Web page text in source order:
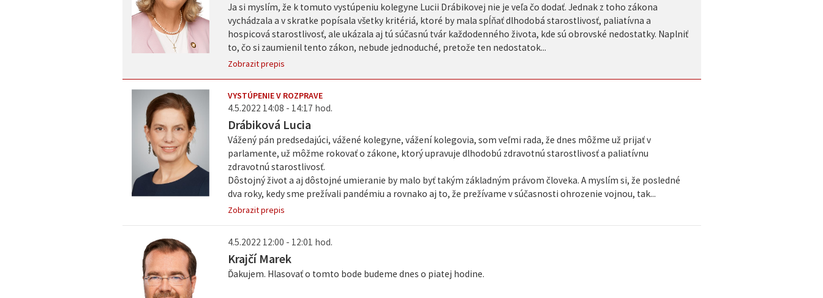
Ja si myslím, že k tomuto vystúpeniu kolegyne Lucii Drábikovej nie je veľa čo dodať. Jednak z toho zákona
vychádzala a v skratke popísala všetky kritériá, ktoré by mala spĺňať dlhodobá starostlivosť, paliatívna a
hospicová starostlivosť, ale ukázala aj tú súčasnú tvár každodenného života, kde sú obrovské nedostatky. Naplniť
to, čo si zaumienil tento zákon, nebude jednoduché, pretože ten nedostatok...
Zobrazit prepis
VYSTÚPENIE V ROZPRAVE
4.5.2022 14:08 - 14:17 hod.
Drábiková Lucia
Vážený pán predsedajúci, vážené kolegyne, vážení kolegovia, som veľmi rada, že dnes môžme už prijať v
parlamente, už môžme rokovať o zákone, ktorý upravuje dlhodobú zdravotnú starostlivosť a paliatívnu
zdravotnú starostlivosť.
Dôstojný život a aj dôstojné umieranie by malo byť takým základným právom človeka. A myslím si, že posledné
dva roky, kedy sme prežívali pandémiu a rovnako aj to, že prežívame v súčasnosti ohrozenie vojnou, tak...
Zobrazit prepis
4.5.2022 12:00 - 12:01 hod.
Krajčí Marek
Ďakujem. Hlasovať o tomto bode budeme dnes o piatej hodine.